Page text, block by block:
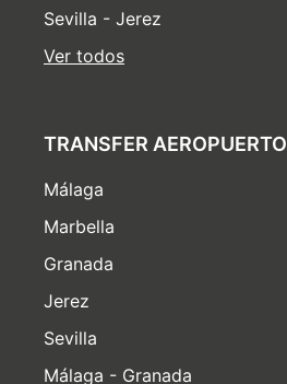
Sevilla - Jerez
Ver todos
TRANSFER AEROPUERTO
Málaga
Marbella
Granada
Jerez
Sevilla
Málaga - Granada